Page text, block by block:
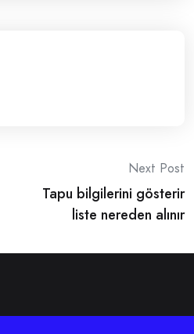
Next Post
Tapu bilgilerini gösterir
liste nereden alınır